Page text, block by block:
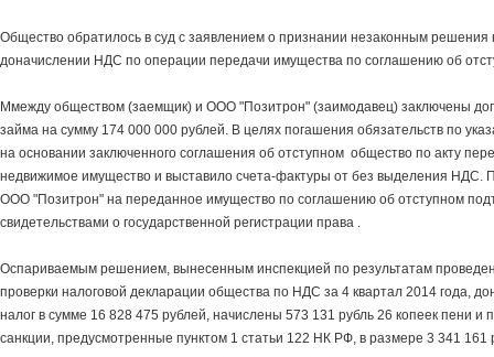
Общество обратилось в суд с заявлением о признании незаконным решения
доначислении НДС по операции передачи имущества по соглашению об
Ммежду обществом (заемщик) и ООО "Позитрон" (заимодавец) заключены
займа на сумму 174 000 000 рублей. В целях погашения обязательств по
на основании заключенного соглашения об отступном общество по акту
недвижимое имущество и выставило счета-фактуры от без выделения НДС.
ООО "Позитрон" на переданное имущество по соглашению об отступном
свидетельствами о государственной регистрации права .
Оспариваемым решением, вынесенным инспекцией по результатам
проверки налоговой декларации общества по НДС за 4 квартал 2014 года,
налог в сумме 16 828 475 рублей, начислены 573 131 рубль 26 копеек пени и
санкции, предусмотренные пунктом 1 статьи 122 НК РФ, в размере 3 341 161